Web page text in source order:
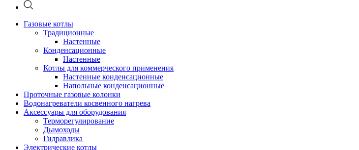
Газовые котлы
Традиционные
Настенные
Конденсационные
Настенные
Котлы для коммерческого применения
Настенные конденсационные
Напольные конденсационные
Проточные газовые колонки
Водонагреватели косвенного нагрева
Аксессуары для оборудования
Терморегулирование
Дымоходы
Гидравлика
Электрические котлы